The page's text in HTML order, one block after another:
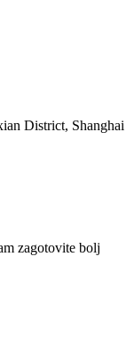
District, Shanghai
zagotovite bolj